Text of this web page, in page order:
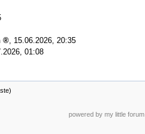
15.06.2026, 20:35
01:08
powered by my little forum